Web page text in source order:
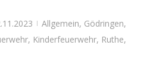
| Allgemein, Gödringen,
, Kinderfeuerwehr, Ruthe,